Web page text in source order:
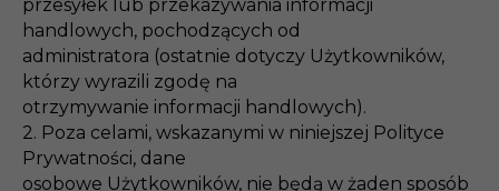
przesyłek lub przekazywania informacji
handlowych, pochodzących od
administratora (ostatnie dotyczy Użytkowników,
którzy wyrazili zgodę na
otrzymywanie informacji handlowych).
2. Poza celami, wskazanymi w niniejszej Polityce
Prywatności, dane
osobowe Użytkowników, nie będą w żaden sposób